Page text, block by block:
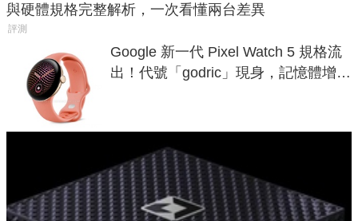
與硬體規格完整解析，一次看懂兩台差異
評測
Google 新一代 Pixel Watch 5 規格流
出！代號「godric」現身，記憶體增強